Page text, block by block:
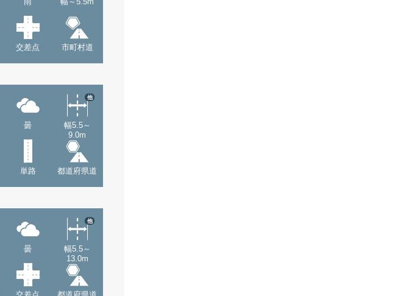
交差点 市町村道
曇
幅5.5～
9.0m
他
単路 都道府県道
曇
幅5.5～
13.0m
他